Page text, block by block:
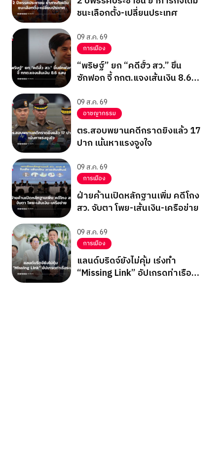
ชนะเลือกตั้ง-เปลี่ยนประเทศ
09 ส.ค. 69
การเมือง
“พริษฐ์” ยก “คดีฮั้ว สว.” ขึ้น
ซักฟอก จี้ กกต.แจงเส้นเงิน 8.6
09 ส.ค. 69
อาชญากรรม
ตร.สอบพยานคดีกราดยิงแล้ว 17
ปาก เน้นหาแรงจูงใจ
09 ส.ค. 69
การเมือง
ฝ่ายค้านเปิดหลักฐานเพิ่ม คดีโกง
สว. จับตา โพย-เส้นเงิน-เครือข่าย
09 ส.ค. 69
การเมือง
แลนด์บริดจ์ยังไม่คุ้ม เร่งทำ
“Missing Link” อัปเกรดท่าเรือ